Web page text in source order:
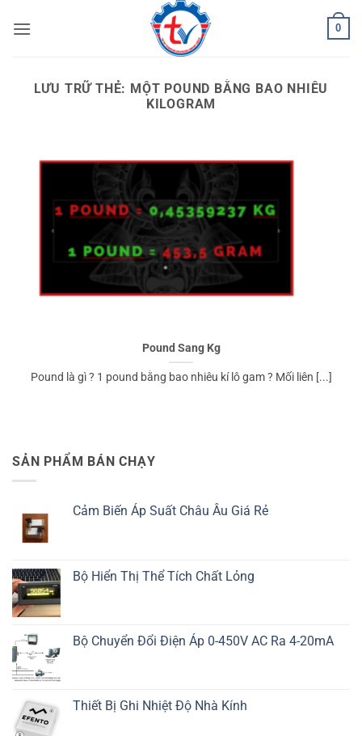
qua
0
LƯU TRỮ THẺ: MỘT POUND BẰNG BAO NHIÊU
KILOGRAM
Pound Sang Kg
Pound là gì ? 1 pound bằng bao nhiêu kí lô gam ? Mối liên [...]
SẢN PHẨM BÁN CHẠY
Cảm Biến Áp Suất Châu Âu Giá Rẻ
Bộ Hiển Thị Thể Tích Chất Lỏng
Bộ Chuyển Đổi Điện Áp 0-450V AC Ra 4-20mA
Thiết Bị Ghi Nhiệt Độ Nhà Kính